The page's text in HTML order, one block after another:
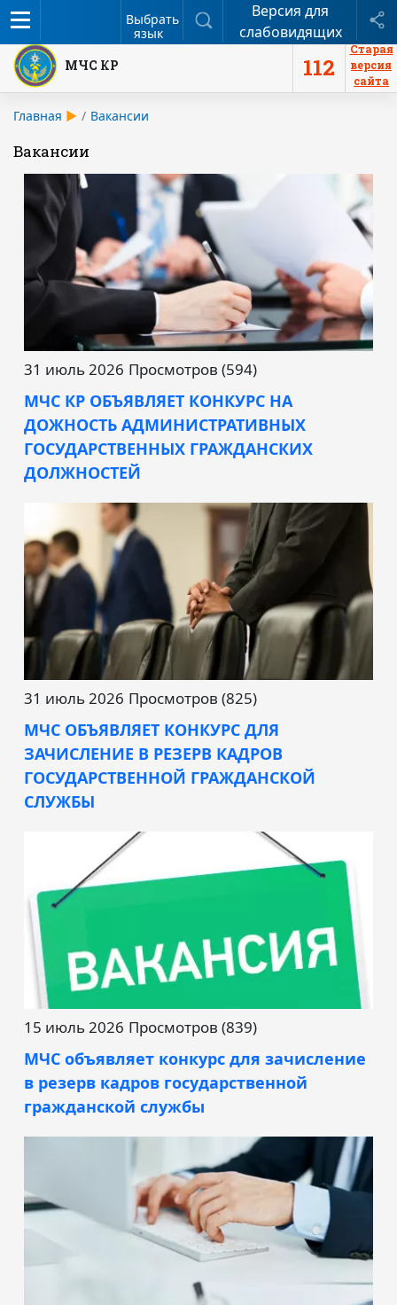
Меню
Выбрать
язык
ПоискВерсия для
слабовидящих
МЧС КР 112
Старая
версия
сайта
Главная Вакансии
Вакансии
31 июль 2026 Просмотров (594)
МЧС КР ОБЪЯВЛЯЕТ КОНКУРС НА
ДОЖНОСТЬ АДМИНИСТРАТИВНЫХ
ГОСУДАРСТВЕННЫХ ГРАЖДАНСКИХ
ДОЛЖНОСТЕЙ
31 июль 2026 Просмотров (825)
МЧС ОБЪЯВЛЯЕТ КОНКУРС ДЛЯ
ЗАЧИСЛЕНИЕ В РЕЗЕРВ КАДРОВ
ГОСУДАРСТВЕННОЙ ГРАЖДАНСКОЙ
СЛУЖБЫ
15 июль 2026 Просмотров (839)
МЧС объявляет конкурс для зачисление
в резерв кадров государственной
гражданской службы